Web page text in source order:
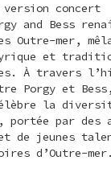
version concert
and Bess
Outre-mer,
et
À travers
Porgy et
la
portée par des
de jeunes
d’Outre-mer.